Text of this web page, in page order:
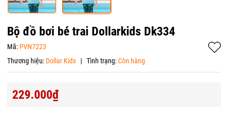
Bộ đồ bơi bé trai Dollarkids Dk334
Mã: PVN7223
Thương hiệu: Dollar Kids | Tình trạng:Còn hàng
229.000₫